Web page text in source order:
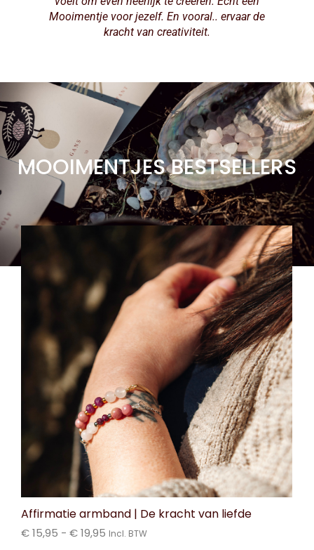
Mooimentje voor jezelf. En vooral.. ervaar de
kracht van creativiteit.
MOOIMENTJES BESTSELLERS
Affirmatie armband | De kracht van liefde
€15,95 - €19,95 Incl. BTW